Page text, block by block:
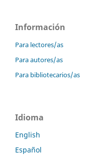
Información
Para lectores/as
Para autores/as
Para bibliotecarios/as
Idioma
English
Español